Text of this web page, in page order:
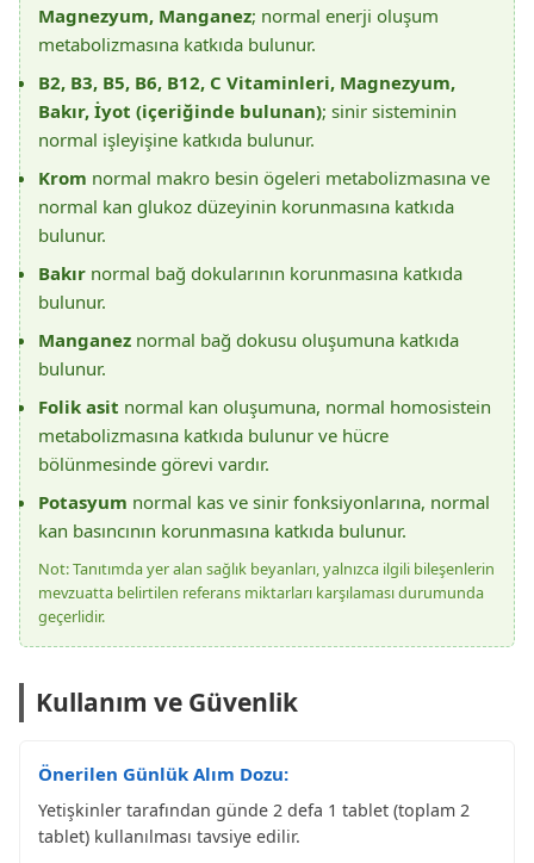
Magnezyum, Manganez; normal enerji oluşum
metabolizmasına katkıda bulunur.
B2, B3, B5, B6, B12, C Vitaminleri, Magnezyum,
Bakır, İyot (içeriğinde bulunan); sinir sisteminin
normal işleyişine katkıda bulunur.
Krom normal makro besin ögeleri metabolizmasına ve
normal kan glukoz düzeyinin korunmasına katkıda
bulunur.
Bakır normal bağ dokularının korunmasına katkıda
bulunur.
Manganez normal bağ dokusu oluşumuna katkıda
bulunur.
Folik asit normal kan oluşumuna, normal homosistein
metabolizmasına katkıda bulunur ve hücre
bölünmesinde görevi vardır.
Potasyum normal kas ve sinir fonksiyonlarına, normal
kan basıncının korunmasına katkıda bulunur.
Not: Tanıtımda yer alan sağlık beyanları, yalnızca ilgili bileşenlerin
mevzuatta belirtilen referans miktarları karşılaması durumunda
geçerlidir.
Kullanım ve Güvenlik
Önerilen Günlük Alım Dozu:
Yetişkinler tarafından günde 2 defa 1 tablet (toplam 2
tablet) kullanılması tavsiye edilir.